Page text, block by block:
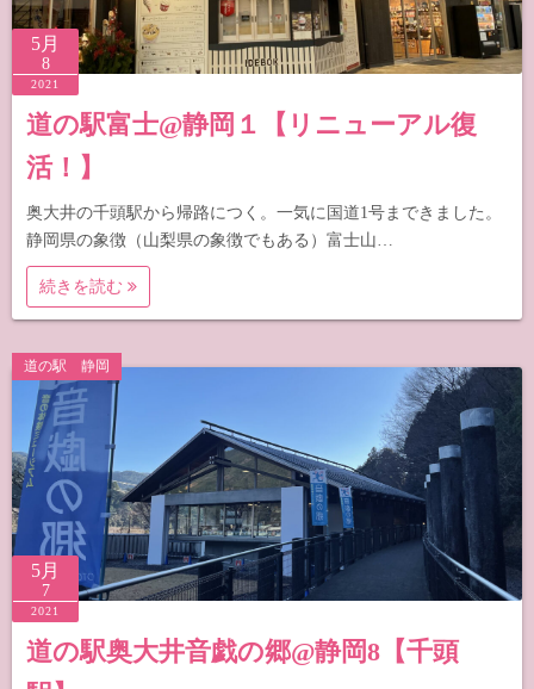
5月
8
2021
道の駅富士@静岡１【リニューアル復
活！】
奥大井の千頭駅から帰路につく。一気に国道1号まできました。
静岡県の象徴（山梨県の象徴でもある）富士山…
続きを読む
道の駅 静岡
5月
7
2021
道の駅奥大井音戯の郷@静岡8【千頭